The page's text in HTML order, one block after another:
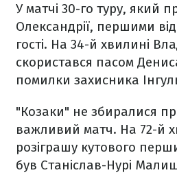
У матчі 30-го туру, який
Олександрії, першими
гості. На 34-й хвилині
скористався пасом
помилки захисника
"Козаки" не збиралися
важливий матч. На 72-й
розіграшу кутового
був Станіслав-Нурі